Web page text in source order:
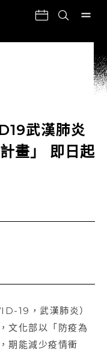
武漢肺炎
畫」 即日起
19，武漢肺炎）
文化部以「防疫為
期能減少疫情衝